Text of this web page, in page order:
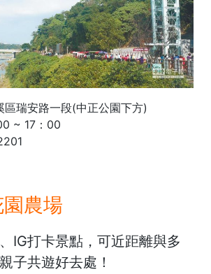
區瑞安路一段(中正公園下方)
~ 17：00
農場
IG打卡景點，可近距離與多
子共遊好去處！